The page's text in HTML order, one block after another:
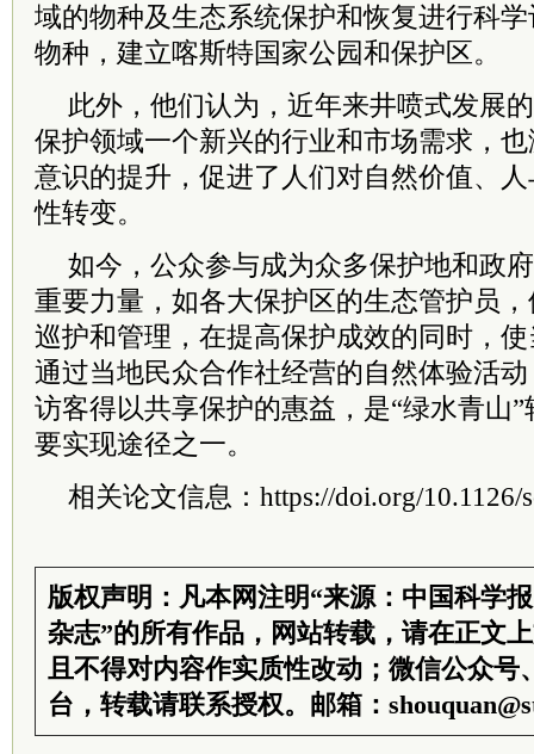
域的物种及生态系统保护和恢复进行科
物种，建立喀斯特国家公园和保护区。
此外，他们认为，近年来井喷式发展
保护领域一个新兴的行业和市场需求，
意识的提升，促进了人们对自然价值、
性转变。
如今，公众参与成为众多保护地和政
重要力量，如各大保护区的生态管护员
巡护和管理，在提高保护成效的同时，
通过当地民众合作社经营的自然体验活
访客得以共享保护的惠益，是“绿水青山
要实现途径之一。
相关论文信息：https://doi.org/10.1126/
版权声明：凡本网注明“来源：中国科学
杂志”的所有作品，网站转载，请在正文
且不得对内容作实质性改动；微信公众号
台，转载请联系授权。邮箱：